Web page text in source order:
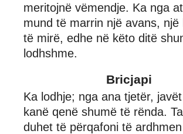
meritojnë vëmendje. Ka nga
mund të marrin një avans, një
të mirë, edhe në këto ditë
lodhshme.
Bricjapi
Ka lodhje; nga ana tjetër,
kanë qenë shumë të rënda.
duhet të përqafoni të